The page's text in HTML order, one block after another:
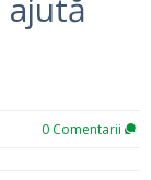
ajută
0 Comentarii